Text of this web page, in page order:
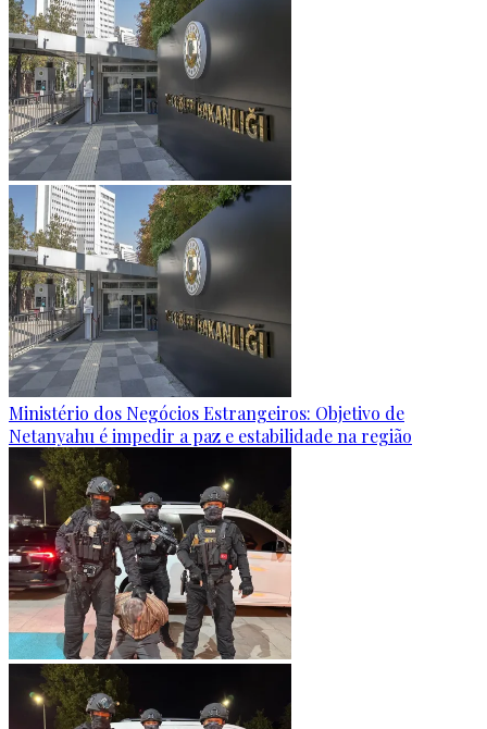
Ministério dos Negócios Estrangeiros: Objetivo de
Netanyahu é impedir a paz e estabilidade na região